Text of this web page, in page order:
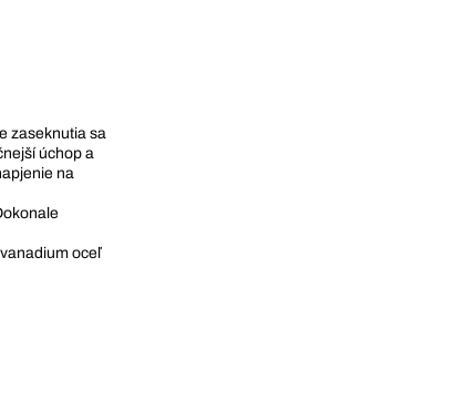
zaseknutia sa
úchop a
na
oceľ